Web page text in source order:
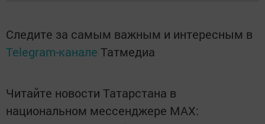
Следите за самым важным и интересным в
Telegram-канале Татмедиа
Читайте новости Татарстана в
национальном мессенджере MАХ: